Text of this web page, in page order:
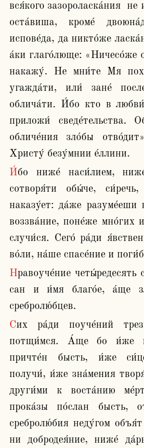
вся́кого зазороласка́ния
оста́виша, кроме́
испове́да, да никто́же
а́ки глаго́люще: «Ничесо́же
накажу́. Не мни́те Мя
угажда́ти, или́ зане́
облича́ти. И́бо кто в
приложи́
обличе́ния зло́бы
Христу́ безу́мнии е́ллини.
И́бо ниже́ наси́лием, ниже́ ну́ждою не́кою Бог
сотворя́ти обы́че,
наказу́ет: да́же разуме́еши
воззва́ние, поне́же мно́гих
случи́ся. Сего́ ра́ди
во́ли, на́ше спасе́ние и
Нравоуче́ние четы́редесять седмо́е: я́ко не по́льзует
сан и и́мя благо́е, а́ще
сребролю́бцев.
Сих ра́ди поуче́ний трезве́ны и бо́дры бы́ти
потщи́мся. А́ще бо и́же
причте́н бысть, и́же
получи́, и́же зна́мения
други́ми к воста́нию
прока́зы по́слан бысть,
сребролю́бия неду́гом
ни добродея́ние, ниже́